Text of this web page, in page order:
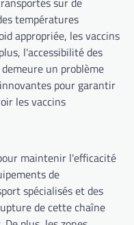
températures
appropriée, les vaccins
l'accessibilité des
un problème
pour garantir
les vaccins
maintenir l'efficacité
de
spécialisés et des
de cette chaîne